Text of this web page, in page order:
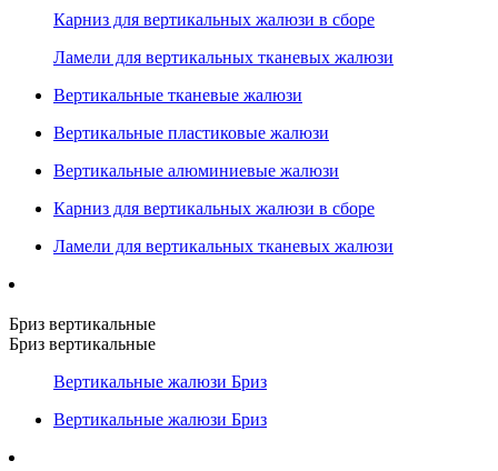
Карниз для вертикальных жалюзи в сборе
Ламели для вертикальных тканевых жалюзи
Вертикальные тканевые жалюзи
Вертикальные пластиковые жалюзи
Вертикальные алюминиевые жалюзи
Карниз для вертикальных жалюзи в сборе
Ламели для вертикальных тканевых жалюзи
Бриз вертикальные
Бриз вертикальные
Вертикальные жалюзи Бриз
Вертикальные жалюзи Бриз